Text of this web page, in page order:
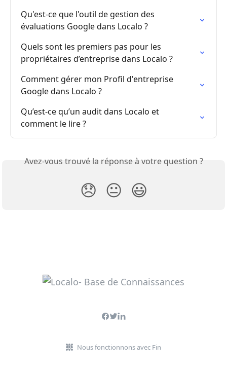
Qu'est-ce que l'outil de gestion des
évaluations Google dans Localo ?
Quels sont les premiers pas pour les
propriétaires d’entreprise dans Localo ?
Comment gérer mon Profil d'entreprise
Google dans Localo ?
Qu’est-ce qu’un audit dans Localo et
comment le lire ?
Avez-vous trouvé la réponse à votre question ?
😞 😐 😃
Nous fonctionnons avec Fin